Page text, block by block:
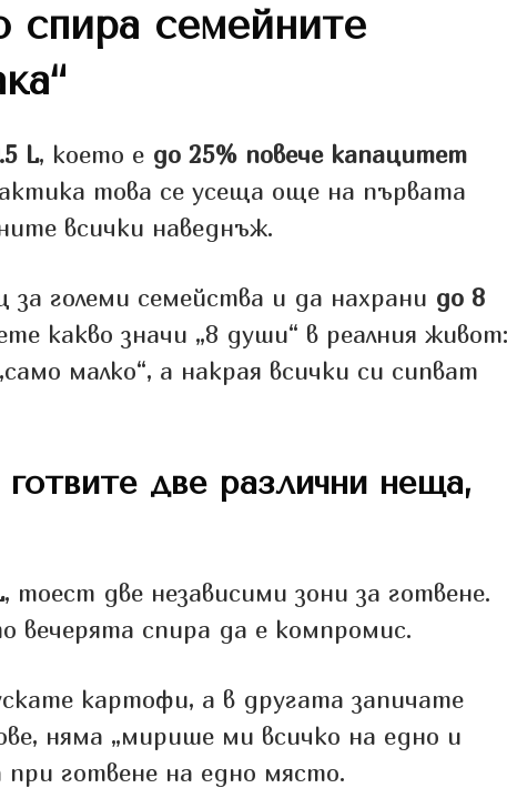
спира семейните
L, което е до 25% повече капацитет
това се усеща още на първата
всички наведнъж.
големи семейства и да нахрани до 8
какво значи „8 души“ в реалния живот:
малко“, а накрая всички си сипват
две различни неща,
, тоест две независими зони за готвене.
спира да е компромис.
картофи, а в другата запичате
няма „мирише ми всичко на едно и
при готвене на едно място.